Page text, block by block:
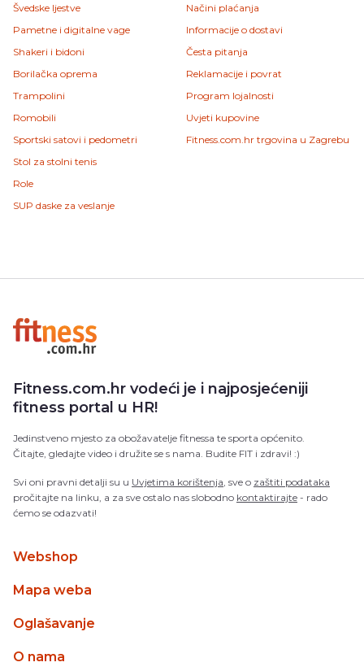
Švedske ljestve
Pametne i digitalne vage
Shakeri i bidoni
Borilačka oprema
Trampolini
Romobili
Sportski satovi i pedometri
Stol za stolni tenis
Role
SUP daske za veslanje
Načini plaćanja
Informacije o dostavi
Česta pitanja
Reklamacije i povrat
Program lojalnosti
Uvjeti kupovine
Fitness.com.hr trgovina u Zagrebu
Fitness.com.hr vodeći je i najposjećeniji
fitness portal u HR!
Jedinstveno mjesto za obožavatelje fitnessa te sporta općenito.
Čitajte, gledajte video i družite se s nama. Budite FIT i zdravi! :)
Svi oni pravni detalji su u Uvjetima korištenja , sve o zaštiti podataka
pročitajte na linku, a za sve ostalo nas slobodno kontaktirajte - rado
ćemo se odazvati!
Webshop
Mapa weba
Oglašavanje
O nama